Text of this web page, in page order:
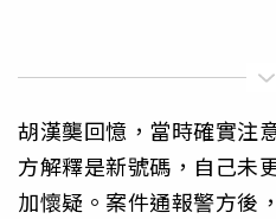
胡漢龑回憶，當時確實注
方解釋是新號碼，自己未
加懷疑。案件通報警方後